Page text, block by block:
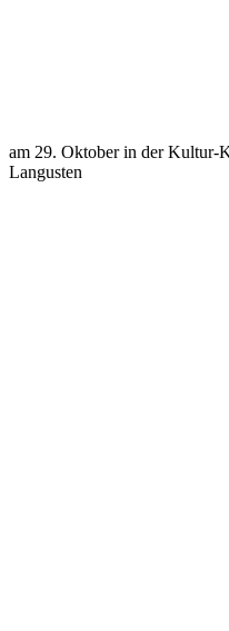
am 29. Oktober in der Kultur-
Langusten